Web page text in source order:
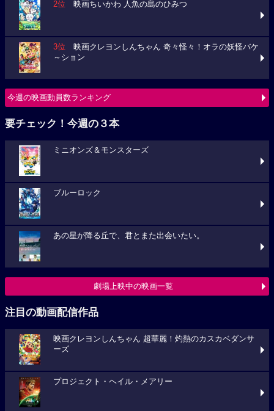
2位 映画ちいかわ 人魚の島のひみつ
3位 映画クレヨンしんちゃん 奇々怪々！オラの妖怪バケ
～ション
今週の映画動員数ランキング
要チェック！今週の３本
ミニオンズ＆モンスターズ
ブルーロック
あの星が降る丘で、君とまた出会いたい。
劇場上映中の映画一覧
注目の動画配信作品
映画クレヨンしんちゃん 超華麗！灼熱のカスカベダンサ
ーズ
プロジェクト・ヘイル・メアリー